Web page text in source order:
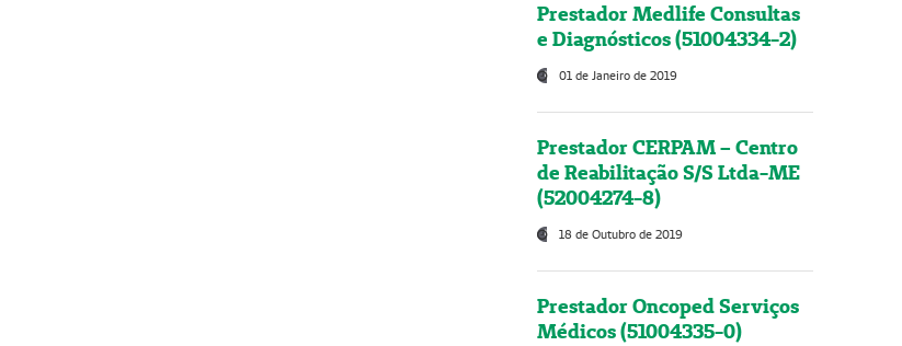
Prestador Medlife Consultas
e Diagnósticos (51004334-2)
01 de Janeiro de 2019
Prestador CERPAM – Centro
de Reabilitação S/S Ltda-ME
(52004274-8)
18 de Outubro de 2019
Prestador Oncoped Serviços
Médicos (51004335-0)